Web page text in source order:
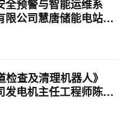
全预警与智能运维系
公司慧唐储能电站负
检查及清理机器人》
电机主任工程师陈俊